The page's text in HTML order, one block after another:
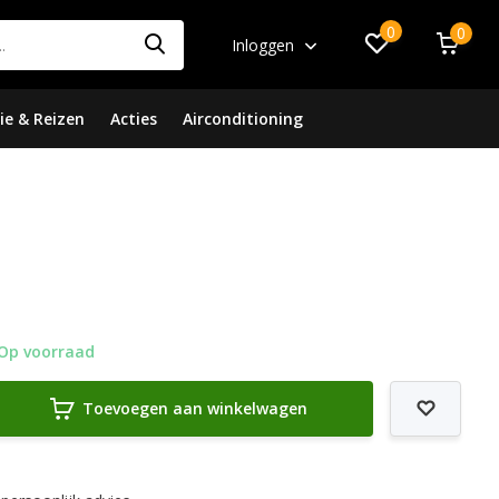
Inloggen
0 0
& Reizen Acties Airconditioning
voorraad
Toevoegen aan winkelwagen